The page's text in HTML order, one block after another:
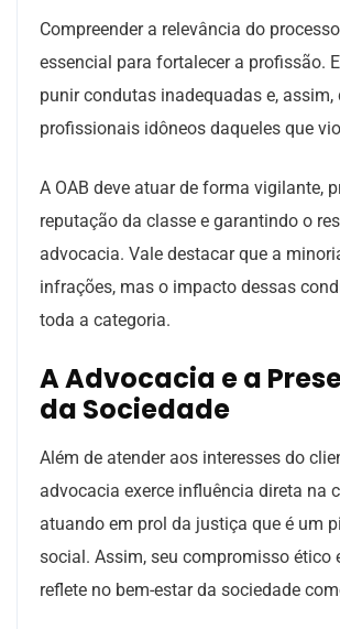
Compreender a relevância do
essencial para fortalecer a profissão.
punir condutas inadequadas e, assim,
profissionais idôneos daqueles que
A OAB deve atuar de forma vigilante,
reputação da classe e garantindo o
advocacia. Vale destacar que a
infrações, mas o impacto dessas
toda a categoria.
A Advocacia e a
da Sociedade
Além de atender aos interesses do
advocacia exerce influência direta na
atuando em prol da justiça que é um
social. Assim, seu compromisso ético
reflete no bem-estar da sociedade